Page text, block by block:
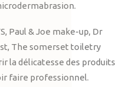
Paul & Joe make-up, Dr
The somerset toiletry
la délicatesse des produits
faire professionnel.